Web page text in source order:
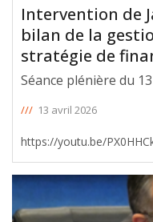
Intervention de
bilan de la
stratégie de
Séance plénière du
/// 13 avril 2026
https://youtu.be/